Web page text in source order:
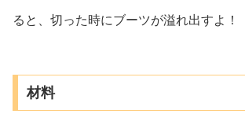
ると、切った時にブーツが溢れ出すよ！
材料